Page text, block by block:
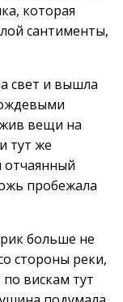
которая
сантименты,
свет и вышла
вещи на
тут же
отчаянный
пробежала
больше не
стороны реки,
вискам тут